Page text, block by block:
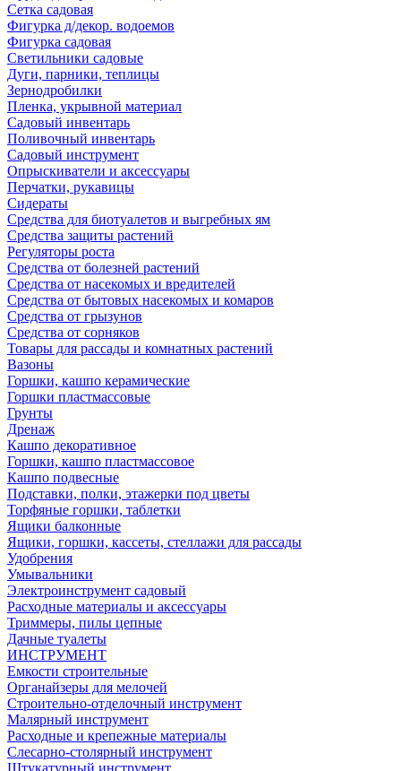
Сетка садовая
Фигурка д/декор. водоемов
Фигурка садовая
Светильники садовые
Дуги, парники, теплицы
Зернодробилки
Пленка, укрывной материал
Садовый инвентарь
Поливочный инвентарь
Садовый инструмент
Опрыскиватели и аксессуары
Перчатки, рукавицы
Сидераты
Средства для биотуалетов и выгребных ям
Средства защиты растений
Регуляторы роста
Средства от болезней растений
Средства от насекомых и вредителей
Средства от бытовых насекомых и комаров
Средства от грызунов
Средства от сорняков
Товары для рассады и комнатных растений
Вазоны
Горшки, кашпо керамические
Горшки пластмассовые
Грунты
Дренаж
Кашпо декоративное
Горшки, кашпо пластмассовое
Кашпо подвесные
Подставки, полки, этажерки под цветы
Торфяные горшки, таблетки
Ящики балконные
Ящики, горшки, кассеты, стеллажи для рассады
Удобрения
Умывальники
Электроинструмент садовый
Расходные материалы и аксессуары
Триммеры, пилы цепные
Дачные туалеты
ИНСТРУМЕНТ
Емкости строительные
Органайзеры для мелочей
Строительно-отделочный инструмент
Малярный инструмент
Расходные и крепежные материалы
Слесарно-столярный инструмент
Штукатурный инструмент